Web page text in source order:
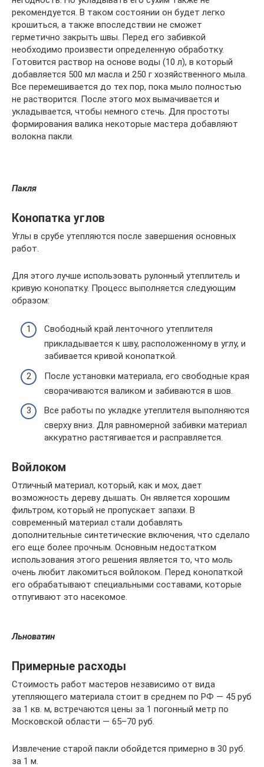
рекомендуется. В таком состоянии он будет легко
крошиться, а также впоследствии не сможет
герметично закрыть швы. Перед его забивкой
необходимо произвести определенную обработку.
Готовится раствор на основе воды (10 л), в который
добавляется 500 мл масла и 250 г хозяйственного мыла.
Все перемешивается до тех пор, пока мыло полностью
не растворится. После этого мох вымачивается и
укладывается, чтобы немного стечь. Для простоты
формирования валика некоторые мастера добавляют
волокна пакли.
Пакля
Конопатка углов
Углы в срубе утепляются после завершения основных
работ.
Для этого лучше использовать рулонный утеплитель и
кривую конопатку. Процесс выполняется следующим
образом:
Свободный край ленточного утеплителя
прикладывается к шву, расположенному в углу, и
забивается кривой конопаткой.
После установки материала, его свободные края
сворачиваются валиком и забиваются в шов.
Все работы по укладке утеплителя выполняются
сверху вниз. Для равномерной забивки материал
аккуратно растягивается и расправляется.
Войлоком
Отличный материал, который, как и мох, дает
возможность дереву дышать. Он является хорошим
фильтром, который не пропускает запахи. В
современный материал стали добавлять
дополнительные синтетические включения, что сделало
его еще более прочным. Основным недостатком
использования этого решения является то, что моль
очень любит лакомиться войлоком. Перед конопаткой
его обрабатывают специальными составами, которые
отпугивают это насекомое.
Льноватин
Примерные расходы
Стоимость работ мастеров независимо от вида
утепляющего материала стоит в среднем по РФ — 45 руб
за 1 кв. м, встречаются цены за 1 погонный метр по
Московской области — 65–70 руб.
Извлечение старой пакли обойдется примерно в 30 руб.
за 1 м.